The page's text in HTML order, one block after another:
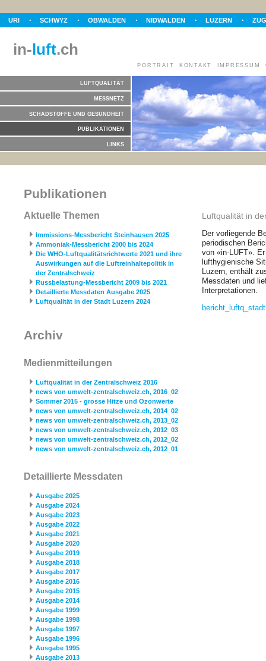
URI SCHWYZ OBWALDEN NIDWALDEN LUZERN
in-luft.ch
PORTRAIT KONTAKT IMPRESSUM
LUFTQUALITÄT
MESSNETZ
SCHADSTOFFE UND GESUNDHEIT
PUBLIKATIONEN
LINKS
Publikationen
Aktuelle Themen
Immissions-Messbericht Steinhausen 2025
Ammoniak-Messbericht 2000 bis 2024
Die WHO-Luftqualitätsrichtwerte 2021 und ihre
Auswirkungen auf die Luftreinhaltepolitik in
der Zentralschweiz
Russbelastung-Messbericht 2009 bis 2021
Detaillierte Messdaten Ausgabe 2025
Luftqualität in der Stadt Luzern 2024
Archiv
Medienmitteilungen
Luftqualität in der Zentralschweiz 2016
news von umwelt-zentralschweiz.ch, 2016_02
Sommer 2015 - grosse Hitze und Ozonwerte
news von umwelt-zentralschweiz.ch, 2014_02
news von umwelt-zentralschweiz.ch, 2013_02
news von umwelt-zentralschweiz.ch, 2012_03
news von umwelt-zentralschweiz.ch, 2012_02
news von umwelt-zentralschweiz.ch, 2012_01
Detaillierte Messdaten
Ausgabe 2025
Ausgabe 2024
Ausgabe 2023
Ausgabe 2022
Ausgabe 2021
Ausgabe 2020
Ausgabe 2019
Ausgabe 2018
Ausgabe 2017
Ausgabe 2016
Ausgabe 2015
Ausgabe 2014
Ausgabe 1999
Ausgabe 1998
Ausgabe 1997
Ausgabe 1996
Ausgabe 1995
Ausgabe 2013
Luftqualität in
Der vorliegende
periodischen
von «in-LUFT».
lufthygienische
Luzern, enthält
Messdaten und
Interpretationen.